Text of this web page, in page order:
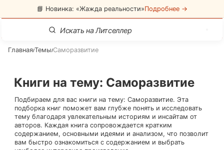
📘 Новинка: «Жажда реальности»Подробнее →
Главная/Темы/Саморазвитие
Книги на тему: Саморазвитие
Подбираем для вас книги на тему: Саморазвитие. Эта
подборка книг поможет вам глубже понять и исследовать
тему благодаря увлекательным историям и инсайтам от
авторов. Каждая книга сопровождается кратким
содержанием, основными идеями и анализом, что позволит
вам быстро ознакомиться с содержанием и выбрать